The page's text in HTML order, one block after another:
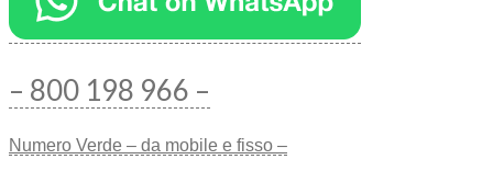
– 800 198 966 –
Numero Verde – da mobile e fisso –